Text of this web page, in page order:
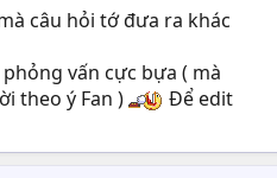
câu hỏi tớ đưa ra khác
vấn cực bựa ( mà
theo ý Fan )
Để edit